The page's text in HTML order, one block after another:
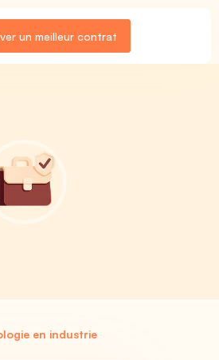
un meilleur contrat
en industrie